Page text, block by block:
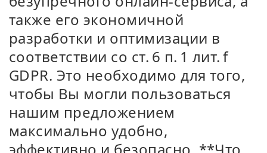
также его экономичной
разработки и оптимизации в
соответствии со ст. 6 п. 1 лит. f
GDPR. Это необходимо для того,
чтобы Вы могли пользоваться
нашим предложением
максимально удобно,